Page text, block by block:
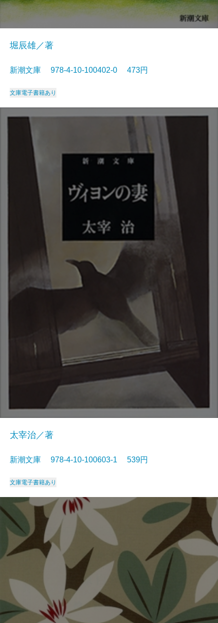
堀辰雄／著
新潮文庫 978-4-10-100402-0 473円
文庫電子書籍あり
太宰治／著
新潮文庫 978-4-10-100603-1 539円
文庫電子書籍あり